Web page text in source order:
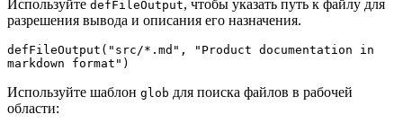
Используйте defFileOutput, чтобы указать путь к файлу для
разрешения вывода и описания его назначения.
defFileOutput("src/*.md", "Product documentation in
markdown format")
Используйте шаблон glob для поиска файлов в рабочей
области: